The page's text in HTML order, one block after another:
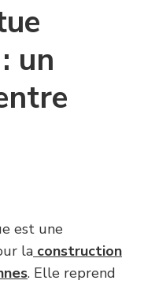
un
est une
la construction
. Elle reprend